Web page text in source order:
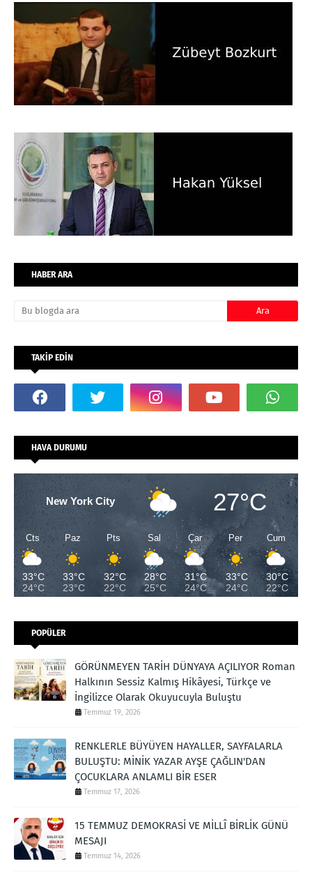
HABER ARA
TAKİP EDİN
HAVA DURUMU
New York City 27°C
Cts
33°C
24°C
Paz
33°C
23°C
Pts
32°C
22°C
Sal
28°C
25°C
Çar
31°C
24°C
Per
33°C
24°C
Cum
30°C
22°C
POPÜLER
GÖRÜNMEYEN TARİH DÜNYAYA AÇILIYOR Roman
Halkının Sessiz Kalmış Hikâyesi, Türkçe ve
İngilizce Olarak Okuyucuyla Buluştu
Temmuz 19, 2026
RENKLERLE BÜYÜYEN HAYALLER, SAYFALARLA
BULUŞTU: MİNİK YAZAR AYŞE ÇAĞLIN'DAN
ÇOCUKLARA ANLAMLI BİR ESER
Temmuz 17, 2026
15 TEMMUZ DEMOKRASİ VE MİLLÎ BİRLİK GÜNÜ
MESAJI
Temmuz 14, 2026